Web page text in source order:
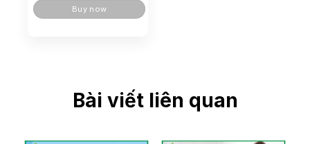
Buy now
Bài viết liên quan